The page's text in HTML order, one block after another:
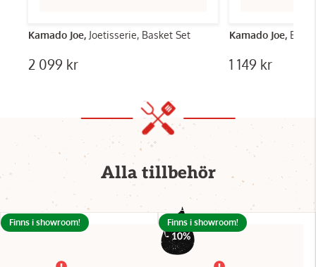
Kamado Joe, Joetisserie, Basket Set
2 099 kr
Kamado Joe, Big
1 149 kr
Alla tillbehör
Finns i showroom!
- 10%
Finns i showroom!